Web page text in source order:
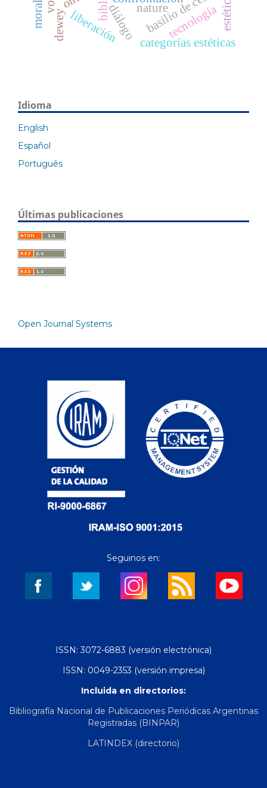
biblia
liberacióndiálogo
dewey
categorías estéticas
estética
naturetecnología
Idioma
English
Español
Português
Últimas publicaciones
Open Journal Systems
Seguinos en:
ISSN: 3072-6883 (versión electrónica)
ISSN: 0049-2353 (versión impresa)
Incluida en directorios:
Bibliografía Nacional de Publicaciones Periódicas Argentinas
Registradas (BINPAR)
LATINDEX (directorio)